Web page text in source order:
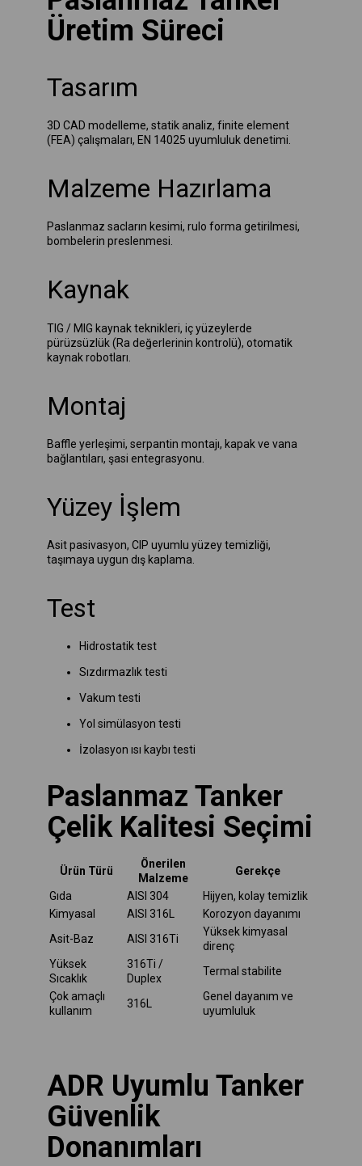
Üretim Süreci
Tasarım
3D CAD modelleme, statik analiz, finite element
(FEA) çalışmaları, EN 14025 uyumluluk denetimi.
Malzeme Hazırlama
Paslanmaz sacların kesimi, rulo forma getirilmesi,
bombelerin preslenmesi.
Kaynak
TIG / MIG kaynak teknikleri, iç yüzeylerde
pürüzsüzlük (Ra değerlerinin kontrolü), otomatik
kaynak robotları.
Montaj
Baffle yerleşimi, serpantin montajı, kapak ve vana
bağlantıları, şasi entegrasyonu.
Yüzey İşlem
Asit pasivasyon, CIP uyumlu yüzey temizliği,
taşımaya uygun dış kaplama.
Test
Hidrostatik test
Sızdırmazlık testi
Vakum testi
Yol simülasyon testi
İzolasyon ısı kaybı testi
Paslanmaz Tanker
Çelik Kalitesi Seçimi
Ürün Türü
Önerilen
Malzeme
Gerekçe
Gıda
AISI 304
Hijyen, kolay temizlik
Kimyasal
AISI 316L
Korozyon dayanımı
Asit-Baz
AISI 316Ti
Yüksek kimyasal
direnç
Yüksek
Sıcaklık
316Ti /
Duplex
Termal stabilite
Çok amaçlı
kullanım
316L
Genel dayanım ve
uyumluluk
ADR Uyumlu Tanker
Güvenlik
Donanımları